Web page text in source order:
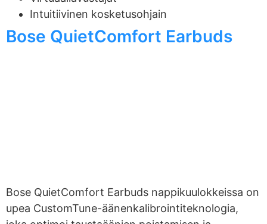
Intuitiivinen kosketusohjain
Bose QuietComfort Earbuds
Bose QuietComfort Earbuds nappikuulokkeissa on
upea CustomTune-äänenkalibrointiteknologia,